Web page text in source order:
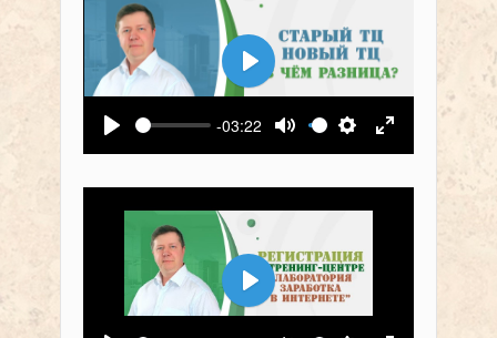
Воспроизвести
-03:22
Выключить звук
Настройки
На весь
Воспроизвести
Воспроизвести